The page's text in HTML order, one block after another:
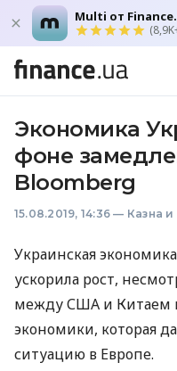
Multi от
Экономика
фоне
Bloomberg
15.08.2019, 14:36 — Казна
Украинская
ускорила рост,
междуСША и Китаем
экономики, которая
ситуацию в Европе.